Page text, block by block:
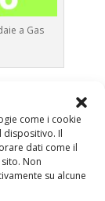
come i cookie
dispositivo. Il
dati come il
Non
su alcune
a Gas
Parco